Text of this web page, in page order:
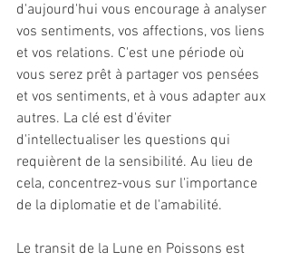
d'aujourd'hui vous encourage à analyser
vos sentiments, vos affections, vos liens
et vos relations. C'est une période où
vous serez prêt à partager vos pensées
et vos sentiments, et à vous adapter aux
autres. La clé est d'éviter
d'intellectualiser les questions qui
requièrent de la sensibilité. Au lieu de
cela, concentrez-vous sur l'importance
de la diplomatie et de l'amabilité.
Le transit de la Lune en Poissons est